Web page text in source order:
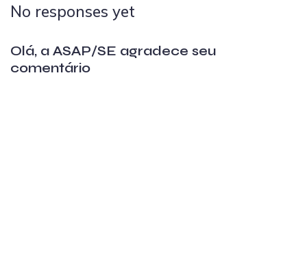
No responses yet
Olá, a ASAP/SE agradece seu
comentário